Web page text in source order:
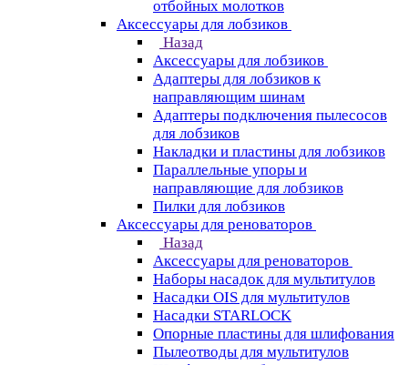
отбойных молотков
Аксессуары для лобзиков
Назад
Аксессуары для лобзиков
Адаптеры для лобзиков к
направляющим шинам
Адаптеры подключения пылесосов
для лобзиков
Накладки и пластины для лобзиков
Параллельные упоры и
направляющие для лобзиков
Пилки для лобзиков
Аксессуары для реноваторов
Назад
Аксессуары для реноваторов
Наборы насадок для мультитулов
Насадки OIS для мультитулов
Насадки STARLOCK
Опорные пластины для шлифования
Пылеотводы для мультитулов